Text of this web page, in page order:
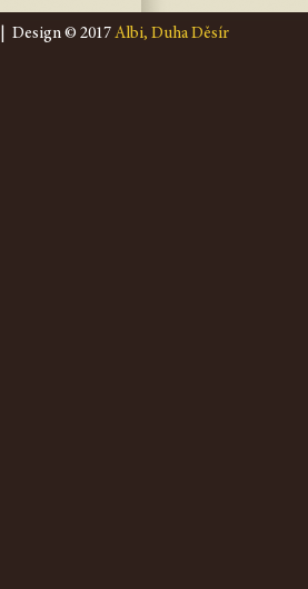
| Design © 2017 Albi, Duha Děsír